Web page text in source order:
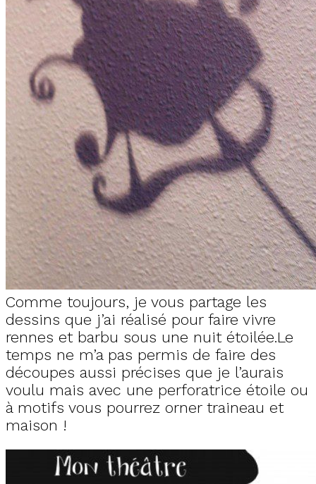
Comme toujours, je vous partage les
dessins que j’ai réalisé pour faire vivre
rennes et barbu sous une nuit étoilée.Le
temps ne m’a pas permis de faire des
découpes aussi précises que je l’aurais
voulu mais avec une perforatrice étoile ou
à motifs vous pourrez orner traineau et
maison !